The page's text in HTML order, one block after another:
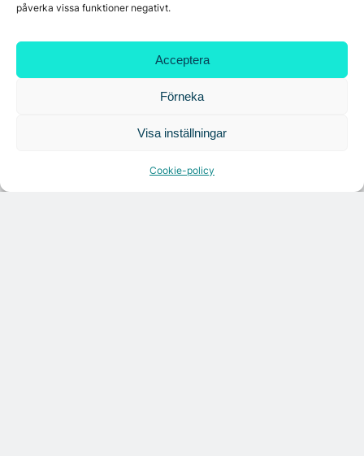
påverka vissa funktioner negativt.
Acceptera
Förneka
Visa inställningar
Cookie-policy